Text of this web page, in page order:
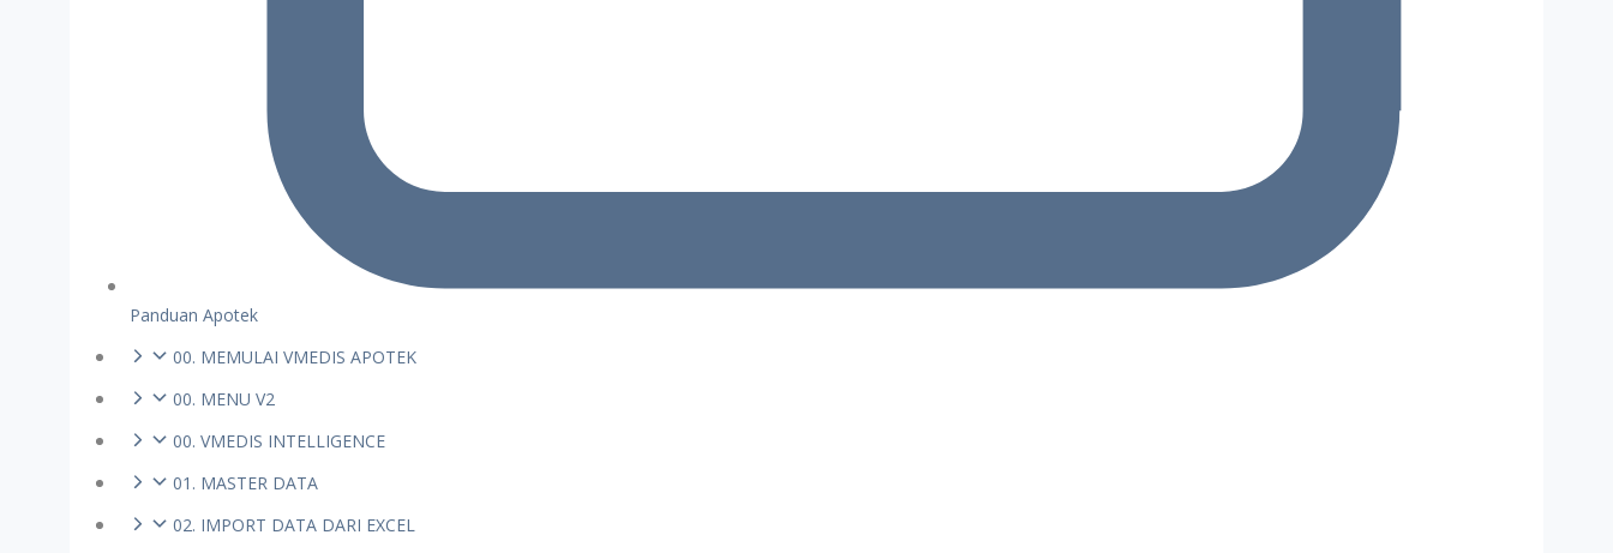
Panduan Apotek
00. MEMULAI VMEDIS APOTEK
00. MENU V2
00. VMEDIS INTELLIGENCE
01. MASTER DATA
02. IMPORT DATA DARI EXCEL